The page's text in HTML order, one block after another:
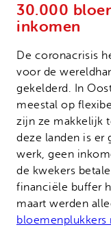
30.000
inkomen
De coronacrisis
voor de
gekelderd. In
meestal op
zijn ze makkelijk
deze landen is er
werk, geen
de kwekers
financiële buffer
maart werden
bloemenplukkers